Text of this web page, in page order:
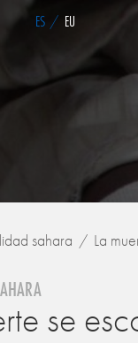
ES / EU
sahara La
se